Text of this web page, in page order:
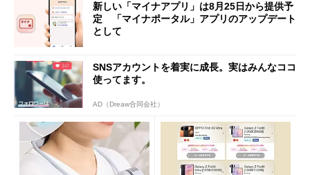
新しい「マイナアプリ」は8月25日から提供予
定 「マイナポータル」アプリのアップデート
として
SNSアカウントを着実に成長。実はみんなココ
使ってます。
AD（Dreaw合同会社）